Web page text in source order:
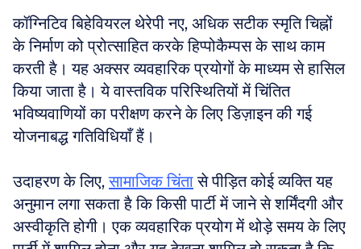
कॉग्निटिव बिहेवियरल थेरेपी नए, अधिक सटीक स्मृति चिह्नों
के निर्माण को प्रोत्साहित करके हिप्पोकैम्पस के साथ काम
करती है। यह अक्सर व्यवहारिक प्रयोगों के माध्यम से हासिल
किया जाता है। ये वास्तविक परिस्थितियों में चिंतित
भविष्यवाणियों का परीक्षण करने के लिए डिज़ाइन की गई
योजनाबद्ध गतिविधियाँ हैं।
उदाहरण के लिए, सामाजिक चिंता से पीड़ित कोई व्यक्ति यह
अनुमान लगा सकता है कि किसी पार्टी में जाने से शर्मिंदगी और
अस्वीकृति होगी। एक व्यवहारिक प्रयोग में थोड़े समय के लिए